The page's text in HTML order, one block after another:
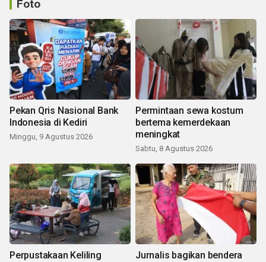
Foto
Pekan Qris Nasional Bank
Indonesia di Kediri
Minggu, 9 Agustus 2026
Permintaan sewa kostum
bertema kemerdekaan
meningkat
Sabtu, 8 Agustus 2026
Perpustakaan Keliling
Jurnalis bagikan bendera